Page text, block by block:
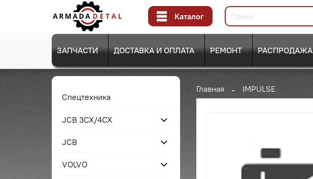
Каталог
ЗАПЧАСТИ ДОСТАВКА И ОПЛАТА РЕМОНТ РАСПРОДАЖА
Главная IMPULSE
Спецтехника
JCB 3CX/4CX
JCB
VOLVO